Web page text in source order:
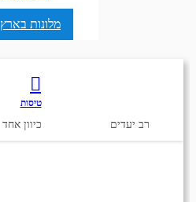
מלונות בארץ
טיסות
כיוון אחד רב יעדים